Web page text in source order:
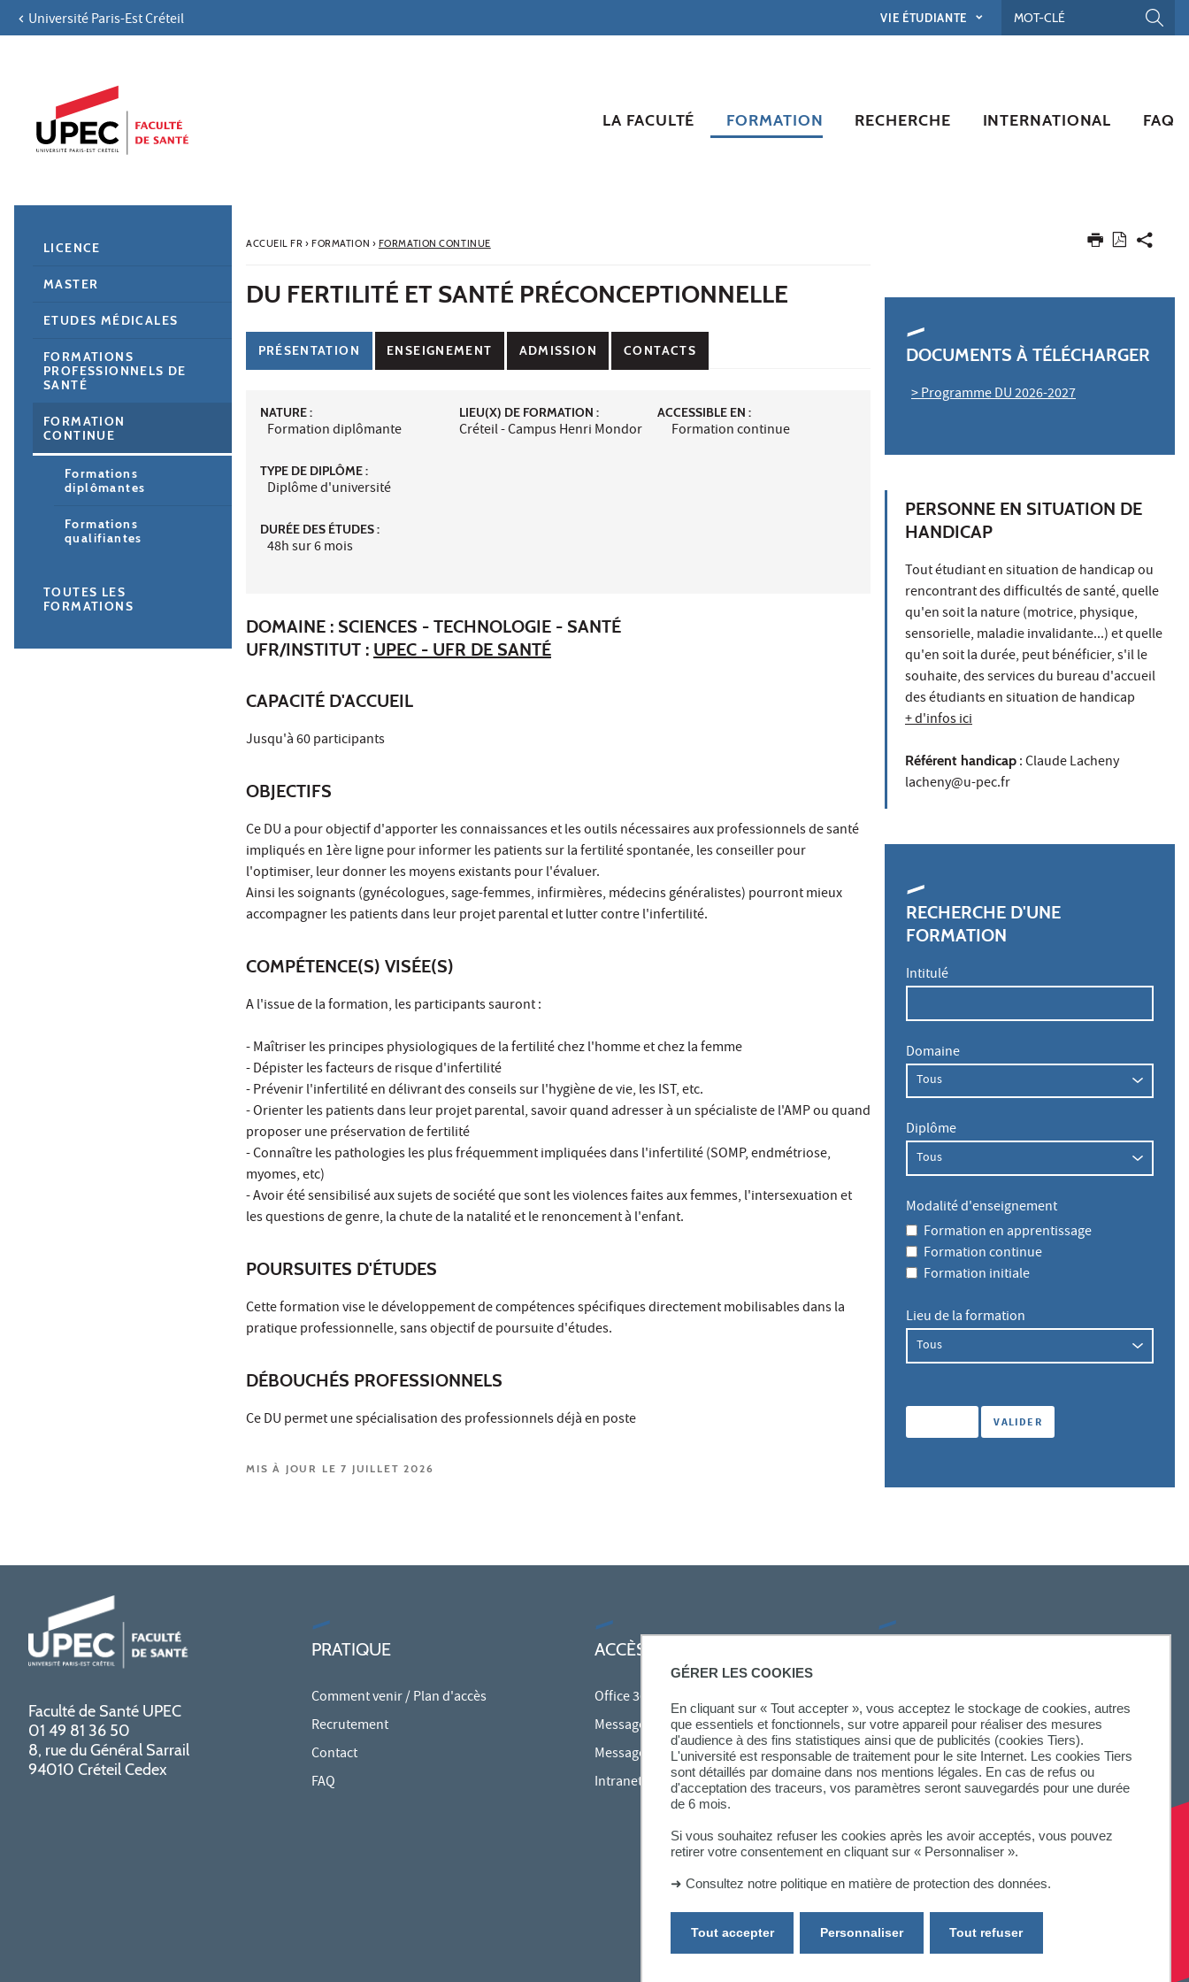
GÉRER LES COOKIES
En cliquant sur « Tout accepter », vous acceptez le stockage de cookies, autres
que essentiels et fonctionnels, sur votre appareil pour réaliser des mesures
d'audience à des fins statistiques ainsi que de publicités (cookies Tiers).
L'université est responsable de traitement pour le site Internet. Les cookies Tiers
sont détaillés par domaine dans nos mentions légales. En cas de refus ou
d'acceptation des traceurs, vos paramètres seront sauvegardés pour une durée
de 6 mois.
Si vous souhaitez refuser les cookies après les avoir acceptés, vous pouvez
retirer votre consentement en cliquant sur « Personnaliser ».
➜ Consultez notre politique en matière de protection des données.
Tout accepter Tout refuser
Personnaliser
Aller au contenu
Navigation secondaire
Université Paris-Est Créteil VIE ÉTUDIANTE
LA FACULTÉ FORMATION RECHERCHE INTERNATIONAL FAQ
ACCUEIL FR› FORMATION › FORMATION CONTINUE
DU FERTILITÉ ET SANTÉ PRÉCONCEPTIONNELLE
PRÉSENTATION ENSEIGNEMENT ADMISSION CONTACTS
NATURE :
Formation diplômante
TYPE DE DIPLÔME :
Diplôme d'université
DURÉE DES ÉTUDES :
48h sur 6 mois
LIEU(X) DE FORMATION :
Créteil - Campus Henri Mondor
ACCESSIBLE EN :
Formation continue
DOMAINE : SCIENCES - TECHNOLOGIE - SANTÉ
UFR/INSTITUT : UPEC - UFR DE SANTÉ
CAPACITÉ D'ACCUEIL
Jusqu'à 60 participants
OBJECTIFS
Ce DU a pour objectif d'apporter les connaissances et les outils nécessaires aux professionnels de santé
impliqués en 1ère ligne pour informer les patients sur la fertilité spontanée, les conseiller pour
l'optimiser, leur donner les moyens existants pour l'évaluer.
Ainsi les soignants (gynécologues, sage-femmes, infirmières, médecins généralistes) pourront mieux
accompagner les patients dans leur projet parental et lutter contre l'infertilité.
COMPÉTENCE(S) VISÉE(S)
A l'issue de la formation, les participants sauront :
- Maîtriser les principes physiologiques de la fertilité chez l'homme et chez la femme
- Dépister les facteurs de risque d'infertilité
- Prévenir l'infertilité en délivrant des conseils sur l'hygiène de vie, les IST, etc.
- Orienter les patients dans leur projet parental, savoir quand adresser à un spécialiste de l'AMP ou quand
proposer une préservation de fertilité
- Connaître les pathologies les plus fréquemment impliquées dans l'infertilité (SOMP, endmétriose,
myomes, etc)
- Avoir été sensibilisé aux sujets de société que sont les violences faites aux femmes, l'intersexuation et
les questions de genre, la chute de la natalité et le renoncement à l'enfant.
POURSUITES D'ÉTUDES
Cette formation vise le développement de compétences spécifiques directement mobilisables dans la
pratique professionnelle, sans objectif de poursuite d'études.
DÉBOUCHÉS PROFESSIONNELS
Ce DU permet une spécialisation des professionnels déjà en poste
MIS À JOUR LE 7 JUILLET 2026
DOCUMENTS À TÉLÉCHARGER
> Programme DU 2026-2027
PERSONNE EN SITUATION DE
HANDICAP
Tout étudiant en situation de handicap ou
rencontrant des difficultés de santé, quelle
qu'en soit la nature (motrice, physique,
sensorielle, maladie invalidante...) et quelle
qu'en soit la durée, peut bénéficier, s'il le
souhaite, des services du bureau d'accueil
des étudiants en situation de handicap
+ d'infos ici
Référent handicap : Claude Lacheny
lacheny@u-pec.fr
RECHERCHE D'UNE
FORMATION
Intitulé
Domaine
Diplôme
Modalité d'enseignement
Formation en apprentissage
Formation continue
Formation initiale
Lieu de la formation
LICENCE
MASTER
ETUDES MÉDICALES
FORMATIONS
PROFESSIONNELS DE
SANTÉ
FORMATION
CONTINUE
Formations
diplômantes
Formations
qualifiantes
TOUTES LES
FORMATIONS
Faculté de Santé UPEC
01 49 81 36 50
8, rue du Général Sarrail
94010 Créteil Cedex
PRATIQUE
Comment venir / Plan d'accès
Recrutement
Contact
FAQ
ACCÈS RAPIDES
Office 365
Messagerie des personnels
Messagerie étudiante
Intranet des personnels